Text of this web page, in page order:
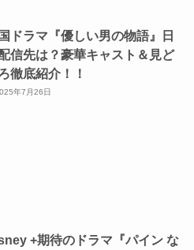
ドラマ『優しい男の物語』日
信先は？豪華キャスト＆見ど
徹底紹介！！
年7月26日
+期待のドラマ『パイン な